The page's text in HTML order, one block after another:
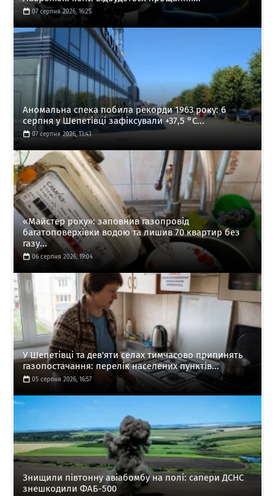
07 серпня 2026, 16:25
Аномальна спека побила рекорди 1963 року: 6
серпня у Шепетівці зафіксували +37,5 °C...
07 серпня 2026, 13:43
«Майстер року»: заповнив газопровід
багатоповерхівки водою та лишив 70 квартир без
газу...
06 серпня 2026, 19:04
У Шепетівці та дев'яти селах тимчасово припинять
газопостачання: перелік населених пунктів...
05 серпня 2026, 16:57
Знищили півтонну авіабомбу на полі: сапери ДСНС
знешкодили ФАБ-500